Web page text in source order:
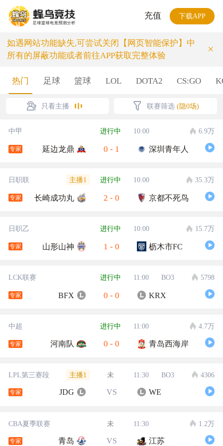
充值 下载APP
如遇网站功能缺失,可尝试关闭【网页智能保护】中
所有的屏蔽功能或者前往APP获取完整体验
×
热门 足球 篮球 LOL DOTA2 CS:GO
只看主播 联赛筛选 (隐0场)
中甲 进行中 10:00 6.9万
专家 延边龙鼎 0 - 1 深圳青年人
日职联 主播1 进行中 10:00 35.3万
专家 长崎成功丸 2 - 0 京都不死鸟
日职乙 进行中 10:00 15.7万
专家 山形山神 1 - 0 枥木市FC
LCK联赛 进行中 11:00 BO3 5798
专家 BFX 0 - 0 KRX
中超 进行中 11:00 4.7万
专家 河南队 0 - 0 青岛西海岸
LPL第三赛段 主播1 未 11:30 BO3 4306
专家 JDG VS WE
CBA夏季联赛 未 11:30 1.2万
专家 青岛 VS 江苏